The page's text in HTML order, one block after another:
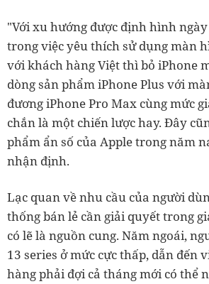
"Với xu hướng được định hình
trong việc yêu thích sử dụng màn
với khách hàng Việt thì bỏ iPhone
dòng sản phẩm iPhone Plus với
đương iPhone Pro Max cùng mức
chắn là một chiến lược hay. Đây
phẩm ẩn số của Apple trong năm
nhận định.
Lạc quan về nhu cầu của người
thống bán lẻ cần giải quyết trong
có lẽ là nguồn cung. Năm ngoái,
13 series ở mức cực thấp, dẫn đến
hàng phải đợi cả tháng mới có thể